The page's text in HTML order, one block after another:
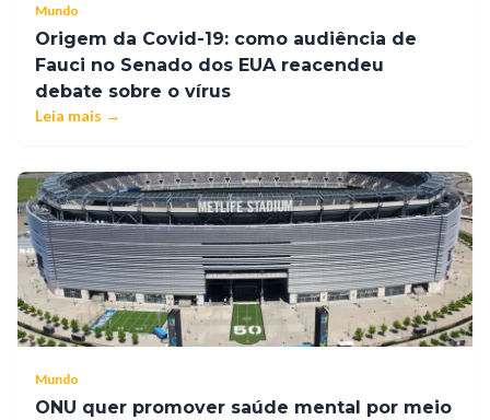
Mundo
Origem da Covid-19: como audiência de
Fauci no Senado dos EUA reacendeu
debate sobre o vírus
Leia mais →
Mundo
ONU quer promover saúde mental por meio